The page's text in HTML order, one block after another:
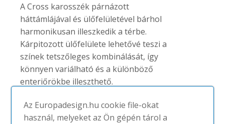
A Cross karosszék párnázott
háttámlájával és ülőfelületével bárhol
harmonikusan illeszkedik a térbe.
Kárpitozott ülőfelülete lehetővé teszi a
színek tetszőleges kombinálását, így
könnyen variálható és a különböző
enteriőrökbe illeszthető.
Az Europadesign.hu cookie file-okat
használ, melyeket az Ön gépén tárol a